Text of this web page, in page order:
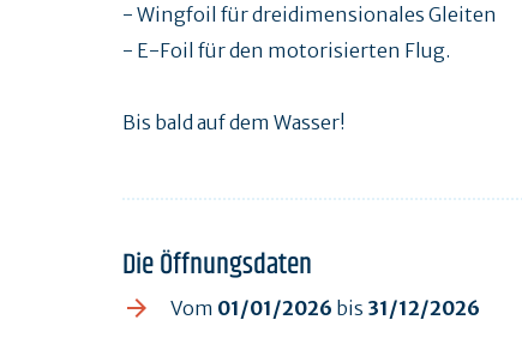
- Wingfoil für dreidimensionales Gleiten
- E-Foil für den motorisierten Flug.
Bis bald auf dem Wasser!
Die Öffnungsdaten
Vom 01/01/2026 bis 31/12/2026